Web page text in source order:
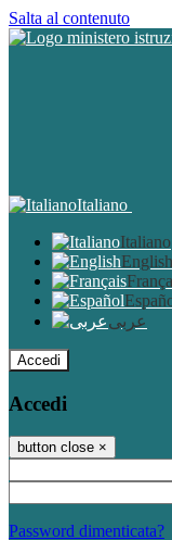
Salta al contenuto
Italiano
Italiano
English
عربى
Accedi
Accedi
button close ×
Password dimenticata?